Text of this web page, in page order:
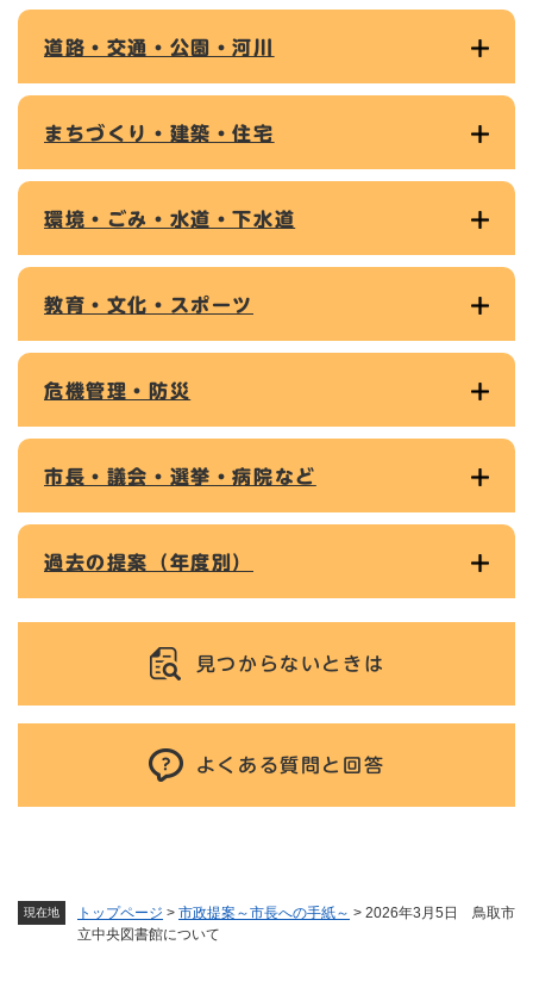
現在地 トップページ > 市政提案～市長への手紙～ > 2026年3月5日 鳥取市
立中央図書館について
道路・交通・公園・河川
まちづくり・建築・住宅
環境・ごみ・水道・下水道
教育・文化・スポーツ
危機管理・防災
市長・議会・選挙・病院など
過去の提案（年度別）
見つからないときは
よくある質問と回答